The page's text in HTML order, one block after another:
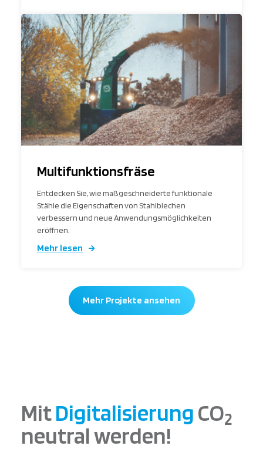
Multifunktionsfräse
Entdecken Sie, wie maßgeschneiderte funktionale
Stähle die Eigenschaften von Stahlblechen
verbessern und neue Anwendungsmöglichkeiten
eröffnen.
Mehr lesen
Mehr Projekte ansehen
MitDigitalisierungCO2
neutral werden!